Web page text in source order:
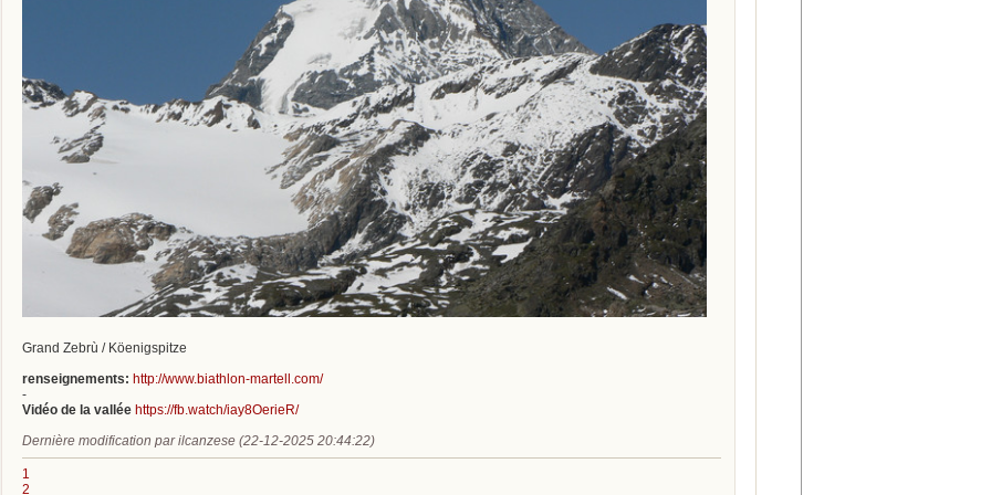
Grand Zebrù / Köenigspitze
renseignements: http://www.biathlon-martell.com/
-
Vidéo de la vallée https://fb.watch/iay8OerieR/
Dernière modification par ilcanzese (22-12-2025 20:44:22)
1
2